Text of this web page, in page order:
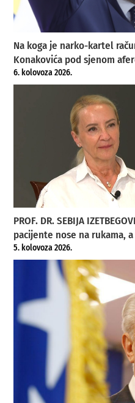
Na koga je narko-kartel
Konakovića pod sjenom
6. kolovoza 2026.
PROF. DR. SEBIJA
pacijente nose na rukama,
5. kolovoza 2026.